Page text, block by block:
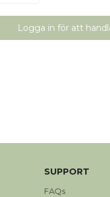
Logga in för att
SUPPORT
FAQs